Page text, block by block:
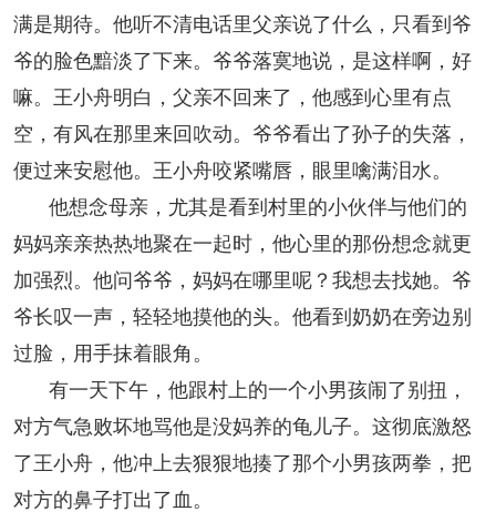
满是期待。他听不清电话里父亲说了什么，只看到爷
爷的脸色黯淡了下来。爷爷落寞地说，是这样啊，好
嘛。王小舟明白，父亲不回来了，他感到心里有点
空，有风在那里来回吹动。爷爷看出了孙子的失落，
便过来安慰他。王小舟咬紧嘴唇，眼里噙满泪水。
他想念母亲，尤其是看到村里的小伙伴与他们的
妈妈亲亲热热地聚在一起时，他心里的那份想念就更
加强烈。他问爷爷，妈妈在哪里呢？我想去找她。爷
爷长叹一声，轻轻地摸他的头。他看到奶奶在旁边别
过脸，用手抹着眼角。
有一天下午，他跟村上的一个小男孩闹了别扭，
对方气急败坏地骂他是没妈养的龟儿子。这彻底激怒
了王小舟，他冲上去狠狠地揍了那个小男孩两拳，把
对方的鼻子打出了血。